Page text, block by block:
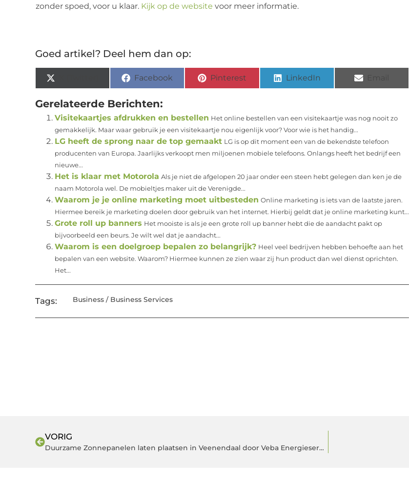
zonder spoed, voor u klaar. Kijk op de website voor meer informatie.
Goed artikel? Deel hem dan op:
Facebook Pinterest LinkedIn
Gerelateerde Berichten:
Visitekaartjes afdrukken en bestellen Het online bestellen van een visitekaartje was nog nooit zo
gemakkelijk. Maar waar gebruik je een visitekaartje nou eigenlijk voor? Voor wie is het handig...
LG heeft de sprong naar de top gemaakt LG is op dit moment een van de bekendste telefoon
producenten van Europa. Jaarlijks verkoopt men miljoenen mobiele telefoons. Onlangs heeft het bedrijf een
nieuwe...
Het is klaar met Motorola Als je niet de afgelopen 20 jaar onder een steen hebt gelegen dan ken je de
naam Motorola wel. De mobieltjes maker uit de Verenigde...
Waarom je je online marketing moet uitbesteden Online marketing is iets van de laatste jaren.
Hiermee bereik je marketing doelen door gebruik van het internet. Hierbij geldt dat je online marketing kunt...
Grote roll up banners Het mooiste is als je een grote roll up banner hebt die de aandacht pakt op
bijvoorbeeld een beurs. Je wilt wel dat je aandacht...
Waarom is een doelgroep bepalen zo belangrijk? Heel veel bedrijven hebben behoefte aan het
bepalen van een website. Waarom? Hiermee kunnen ze zien waar zij hun product dan wel dienst oprichten.
Het...
Tags: Business / Business Services
VORIG
Duurzame Zonnepanelen laten plaatsen in Veenendaal door Veba Energieservice!